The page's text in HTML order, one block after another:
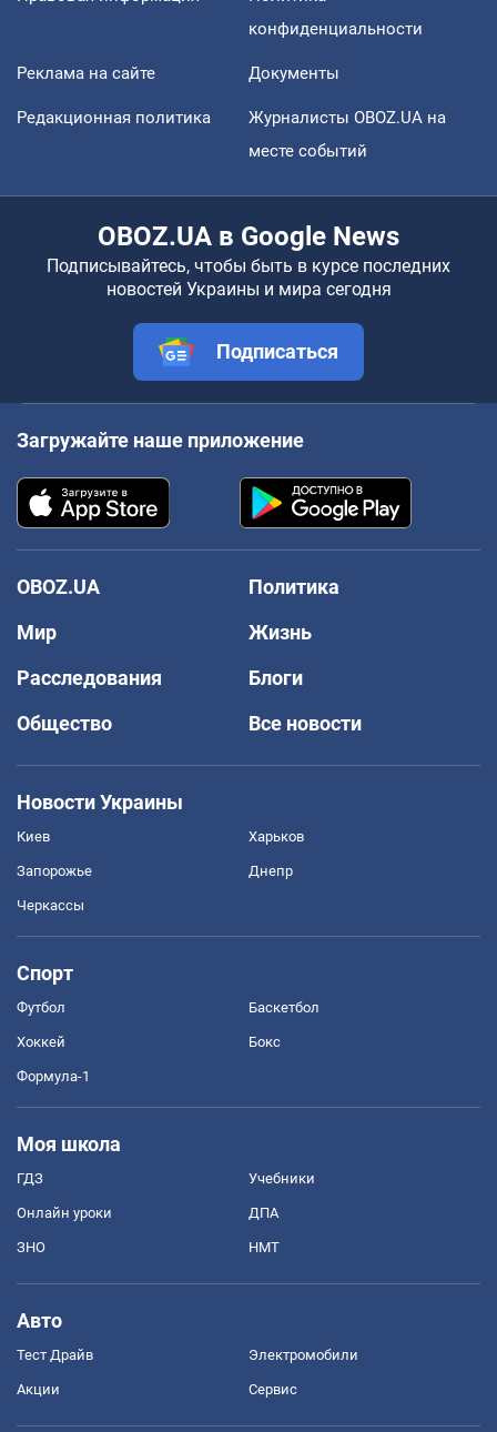
конфиденциальности
Реклама на сайте Документы
Редакционная политика
Журналисты OBOZ.UA на
месте событий
OBOZ.UA в Google News
Подписывайтесь, чтобы быть в курсе последних
новостей Украины и мира сегодня
Подписаться
Загружайте наше приложение
OBOZ.UA
Политика
Мир
Жизнь
Расследования
Блоги
Общество
Все новости
Новости Украины
Киев Харьков
Запорожье Днепр
Черкассы
Спорт
Футбол Баскетбол
Хоккей Бокс
Формула-1
Моя школа
ГДЗ Учебники
Онлайн уроки ДПА
ЗНО НМТ
Авто
Тест Драйв Электромобили
Акции Сервис